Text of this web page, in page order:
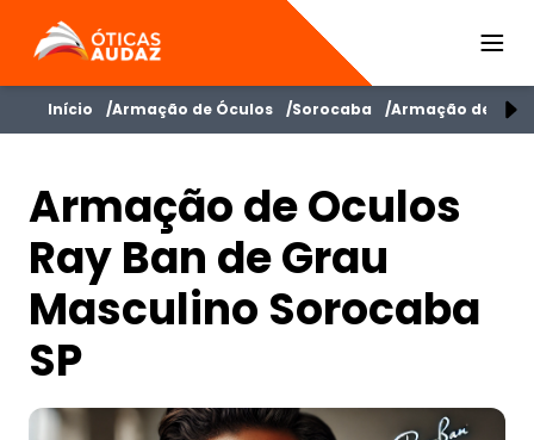
ÓTICAS AUDAZ
Início Armação de Óculos Sorocaba Armação de
Armação de Oculos
Ray Ban de Grau
Masculino Sorocaba
SP